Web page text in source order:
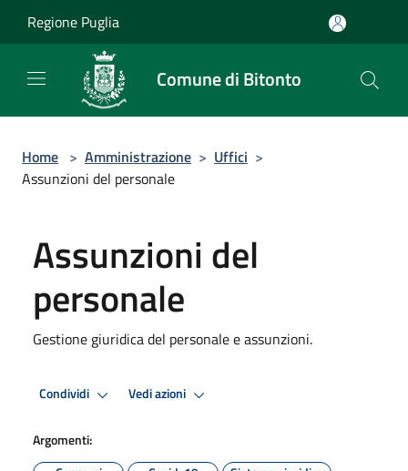
Regione Puglia
Comune di Bitonto
Home > Amministrazione > Uffici >
Assunzioni del personale
Assunzioni del
personale
Gestione giuridica del personale e assunzioni.
Condividi Vedi azioni
Argomenti: